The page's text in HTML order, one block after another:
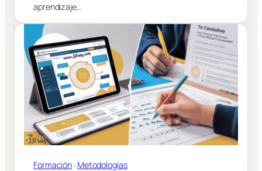
aprendizaje…
Formación · Metodologías